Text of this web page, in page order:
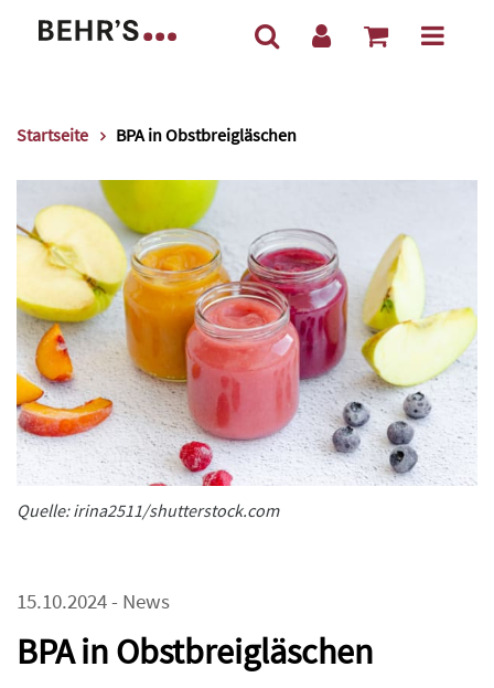
Startseite BPA in Obstbreigläschen
Quelle: irina2511/shutterstock.com
15.10.2024 - News
BPA in Obstbreigläschen